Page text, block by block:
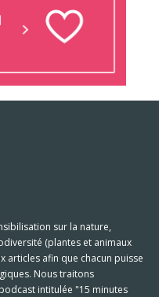
sur la nature,
(plantes et animaux
articles afin que chacun puisse
Nous traitons
intitulée "15 minutes